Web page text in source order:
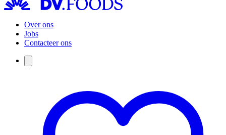
Over ons
Jobs
Contacteer ons